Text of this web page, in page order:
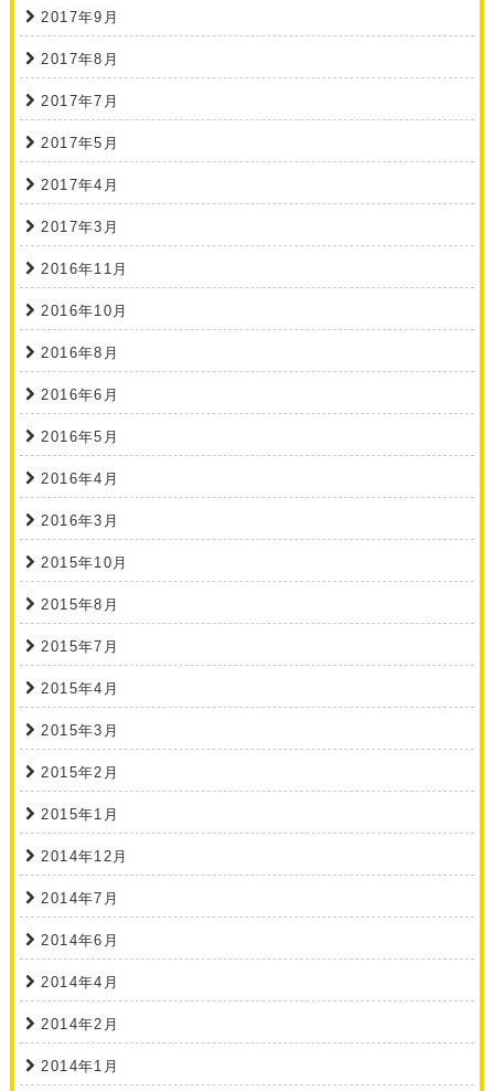
2017年9月
2017年8月
2017年7月
2017年5月
2017年4月
2017年3月
2016年11月
2016年10月
2016年8月
2016年6月
2016年5月
2016年4月
2016年3月
2015年10月
2015年8月
2015年7月
2015年4月
2015年3月
2015年2月
2015年1月
2014年12月
2014年7月
2014年6月
2014年4月
2014年2月
2014年1月